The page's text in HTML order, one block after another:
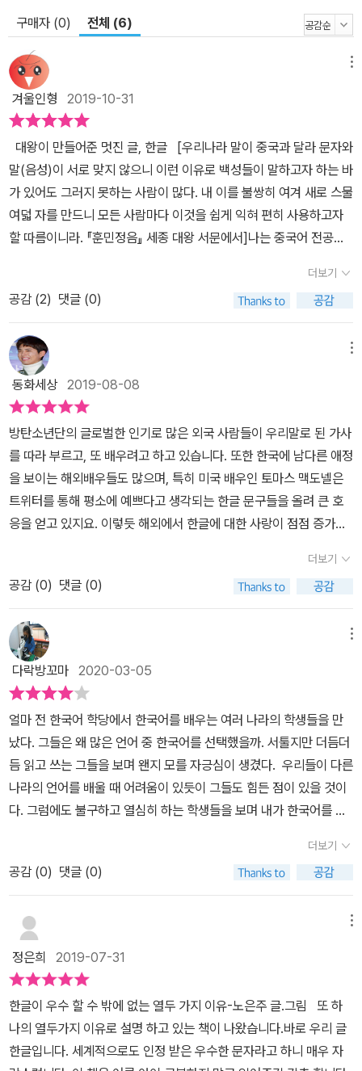
같이 말했지요. “한글은 세계 문자 역사상 가장 진보된 글자입니다.
한국 국민들은 그 무엇과도 비교할 수 없는 문자학적 사치를 누리고
있는 민족입니다.” 늘 쓰는 말이라 우리에겐 너무나 당연하고 그 우수
성을 잘 모르지만, 세계인은 이미 칭찬해마지 않는 한글에 대해, 부모
와 아이가 함께 읽고 생각을 나눠 보면 좋지 않을까요.
구매자 (0) 전체 (6)
겨울인형 2019-10-31
말(음성)이 서로 맞지 않으니 이런 이유로 백성들이 말하고자 하는 바
가 있어도 그러지 못하는 사람이 많다. 내 이를 불쌍히 여겨 새로 스물
여덟 자를 만드니 모든 사람마다 이것을 쉽게 익혀 편히 사용하고자
할 따름이니라. 『훈민정음』 세종 대왕 서문에서]나는 중국어 전공자
고, 흥미가 있었다(중, 고등학교 때 한문 과목은 대부분 90점대였
다.). 하지만 한문을 읽고 쓴다는 것, 성조에 맞춰서 소리를 낸다는 게
어렵다는 건 사실이다. 한글 창제 전에는 말은 한국어, 글은 다른 나라
문자인 한문이라니 문맹률이 높을 수밖에 없었을 것이다. [컴퓨터나
스마트폰은 점점 작아지고 간편해지고 있어. 보다 작은 크기에 많은
정보를 담아야 하는 시대가 되었는데, 한글은 그러한 미래 시스템에
딱 맞는 글자야. 컴퓨터 자판에 글자를 입력할 때 중국어나 일본어는
음과 뜻을 일일이 따로 바꿔서 입력해야 하지만 한글은 입력하는 즉
시 바로 기록이 가능한 글자이지. -본문 중에서-]이 부분 내가 보충설
명 좀 하겠다. ‘나는 학생이다.’한국어는 영어발음 표기 없이 바로 한
글로 치면 된다.중국어는 먼저 한어병음으로 wo shi xue sheg을 치
고 1我是学生이 나타나면 번호 1을 쳐야 완벽한 문장이 입력되는 방
식이다. 이러한 방식으로 A4용지 한 장을 채워야 한다면? 차라리 손
으로 직접 쓰는 걸 택하고 싶을 정도이다. [1504년에 조선 10대 임
내리고, 한글로 씌어진 책들을 모두 불태우기도 했어. 1930년대 조선
을 강제로 점령한 일본이 조선어 교육과 조선어 말살 정책을 펼치며
사람들의 이름을 일본 이름으로 고치고, 한국어는 사용하지 못하게
했어. -열둘, 나라를 사랑하는 마음들이 지켜낸 글자야. 중에서-] 연
산군의 한글 금지령 이야기는 처음 알았다. 백성들을 위해 만들어진
내 나라의 문자에 금지령을 내리다니 역시 폭군이다. 또 한글을 지켜
낸 사람들 중에 외국인이 있었다는 것도 처음 알았다. ‘호머 헐버트’라
는 미국인인데 1886년 대한제국 시절 우리나라에 최초로 세워진 서
양식 교육기관 육영공원의 교사로 한국에 왔고, 세계에 한글의 우수
육이 우리나라를 강국으로 만드는 역할을 할 것이라고 강력하게 주장
했다고 한다. 이렇게 외국인도 지켜준 한글이거늘, 교육열이 높아지
고 사회가 발전할수록 한글문장에 영어단어가 마구 섞이는 현상이 늘
고 있는 게 안타깝기만 하다. 예를 들면 ‘집에서 아이들 돌보고 있
어’를 ‘집에서 아이들 케어하고 있어.’, ‘점심에 떡볶이 먹으러 갈
더보기
공감 (2) 댓글 (0)
동화세상2019-08-08
​방탄소년단의 글로벌한 인기로 많은 외국 사람들이 우리말로 된 가사
를 따라 부르고, 또 배우려고 하고 있습니다. 또한 한국에 남다른 애정
을 보이는 해외배우들도 많으며, 특히 미국 배우인 토마스 맥도넬은
트위터를 통해 평소에 예쁘다고 생각되는 한글 문구들을 올려 큰 호
응을 얻고 있지요. 이렇듯 해외에서 한글에 대한 사랑이 점점 증가하
소중함이나 우수성에 대한 관심을 잊고 살아갑니다. 영어를 더 잘하
길 바라고, 영어의 중요성만 강조하고 있지요. 그렇지만, 수많은 세계
언어 속에서 가장 과학적이며 뛰어난 문자인 한글의 우수성을 우리가
먼저 기억해야하지 않을까요? 이에 단비어린이에서는 《한글이 우수
할 수밖에 없는 열두 가지 이유》를 통해 아이들에게 한글의 우수한 점
을 보여주고 있습니다. 전 세계 2백여 나라 중에 자기 말과 생각을 그
대로 표현하고 쓸 수 있는 글자를 가진 나라가 몇 나라나 될까? 어린
이부터 노인까지 쉽게 배워 자유롭게 쓸 수 있는 글자를 가진 나라는
어디일까? 그건 바로 우리가 살고 있는 대한민국이야! (뒷표지
中) 이 그림책에서는 먼저 한글은 세종대왕이 만들었음을 첫 번째
이유로 이야기합니다. 왜냐하면, 한자를 제대로 배울 수 없어 말하고
자 하는 바가 있어도 그러지 못하는 백성들을 불쌍히 여겨 백성들이
글을 배우고 책을 읽어서 지혜롭게 살고 억울한 일도 없기를 바라는
백성을 위한 마음을 담았기 때문이지요. 왕이 직접 백성을 위해 만든
벳이나 한자 또는 다른 나라의 글자는 처음에 어떻게 만들었는지에
대한 정확하게 알려진 기록이 없지만, 한글은 전 세계에서 유일하게
세종 대왕에 의해 1443년에 창제되고 2년 9개월의 검증 기간을 거
쳐 1446년에 온 백성들에게 알려졌다는 기록이 남아있는 유일한 문
자입니다. 이 또한 두 번째로 우수한 이유가 되겠지요. 한자어는 최소
1000자는 외워야 하며, 일본어는 한자어 히라간, 가타가나를 외워야
하며, 알파벳은 한글처럼 소리글자이지만 필기체, 소문자, 대문자가
더보기
공감 (0) 댓글 (0)
다락방꼬마 2020-03-05
얼마 전 한국어 학당에서 한국어를 배우는 여러 나라의 학생들을 만
났다. 그들은 왜 많은 언어 중 한국어를 선택했을까. 서툴지만 더듬더
듬 읽고 쓰는 그들을 보며 왠지 모를 자긍심이 생겼다. 우리들이 다른
나라의 언어를 배울 때 어려움이 있듯이 그들도 힘든 점이 있을 것이
다. 그럼에도 불구하고 열심히 하는 학생들을 보며 내가 한국어를 하
까. 만약, 우리에게 한글이 없었다면 지금처럼 자유롭게 글을 쓰고 표
현할 수 있을까. 한글의 우수성은 사용하는 우리들보다 다른 나라에
서 더 인정받고 있는지 모른다. 우리는 늘 사용하는 언어라 가끔은 그
우수성을 잊고 살아간다. <한글이 우수할 수밖에 없는 열두 가지 이
유>를 보며 다시 한번 우리의 한글에 대해 알아간다. 열두 가지 이유
중 세 번째 이유인 '누구나 쉽게 배우고 사용할 수 있어.'를 보면 한글
의 접근성에 대해 알 수 있다. 자음과 모음을 알면 읽고 쓰는 것이 정
말 쉽다. 몇 개의 소리글자만 익히면 쉽게 배울 수 있는 것이다. 소리
글자이다 보니 입으로 내는 소리들을 글로 표현할 수 있다. 책에서는
재미있는 표현들이 나온다. 부르르르, 뽀옹, 뚜륵뚜륵, 뿌웅, 꾸악꾸
더보기
공감 (0) 댓글 (0)
정은희 2019-07-31
한글이 우수 할 수 밖에 없는 열두 가지 이유-노은주 글.그림 또 하
나의 열두가지 이유로 설명 하고 있는 책이 나왔습니다.바로 우리 글
한글입니다. 세계적으로도 인정 받은 우수한 문자라고 하니 매우 자